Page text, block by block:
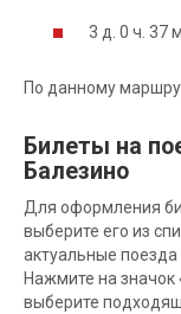
3 д. 0 ч. 37
По данному
Билеты на
Балезино
Для оформления
выберите его из
актуальные
Нажмите на значок
выберите